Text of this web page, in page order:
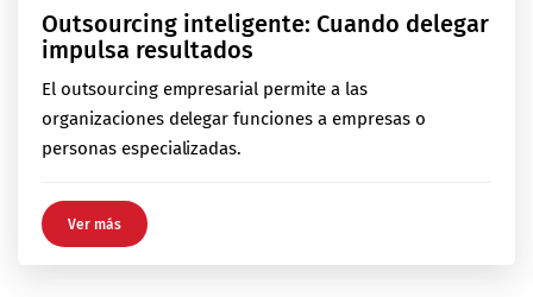
Outsourcing inteligente: Cuando delegar
impulsa resultados
El outsourcing empresarial permite a las
organizaciones delegar funciones a empresas o
personas especializadas.
Ver más